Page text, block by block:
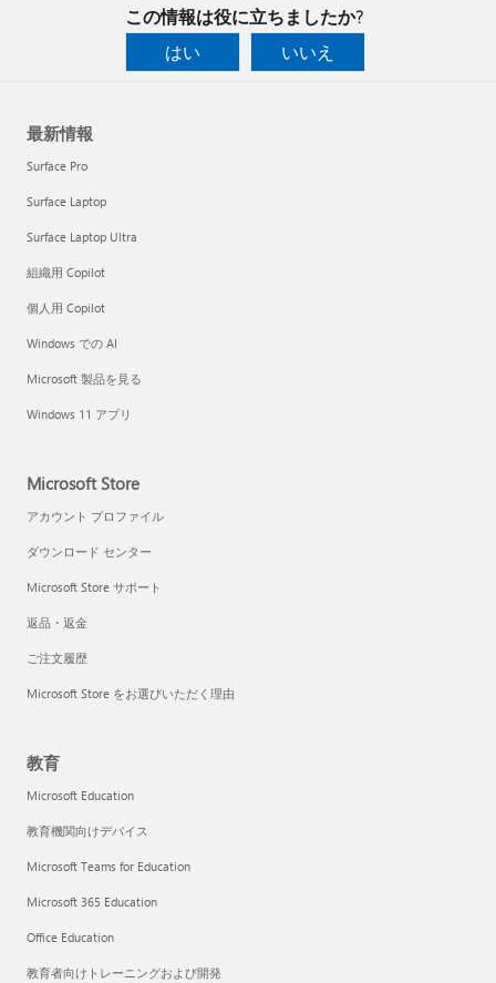
この情報は役に立ちましたか?
はい
いいえ
最新情報
Surface Pro
Surface Laptop
Surface Laptop Ultra
組織用 Copilot
個人用 Copilot
Windows での AI
Microsoft 製品を見る
Windows 11 アプリ
Microsoft Store
アカウント プロファイル
ダウンロード センター
Microsoft Store サポート
返品・返金
ご注文履歴
Microsoft Store をお選びいただく理由
教育
Microsoft Education
教育機関向けデバイス
Microsoft Teams for Education
Microsoft 365 Education
Office Education
教育者向けトレーニングおよび開発